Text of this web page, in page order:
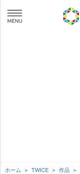
ホーム TWICE 作品